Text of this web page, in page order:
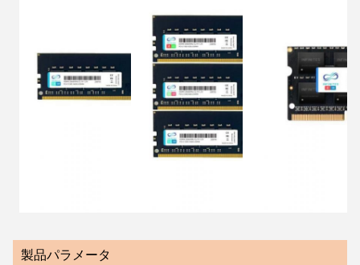
製品パラメータ